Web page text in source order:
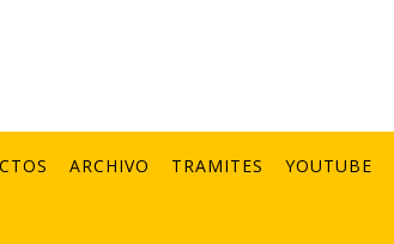
ARCHIVO TRAMITES YOUTUBE